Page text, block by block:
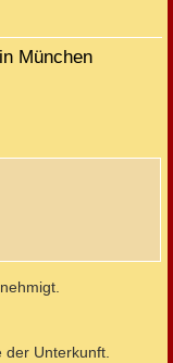
München
der Unterkunft.